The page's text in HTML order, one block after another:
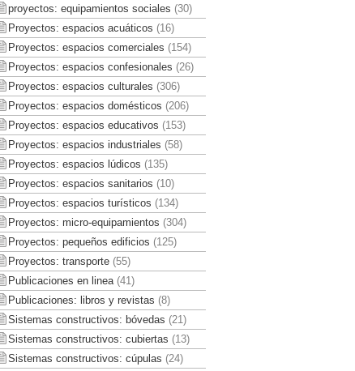
proyectos: equipamientos sociales (30)
Proyectos: espacios acuáticos (16)
Proyectos: espacios comerciales (154)
Proyectos: espacios confesionales (26)
Proyectos: espacios culturales (306)
Proyectos: espacios domésticos (206)
Proyectos: espacios educativos (153)
Proyectos: espacios industriales (58)
Proyectos: espacios lúdicos (135)
Proyectos: espacios sanitarios (10)
Proyectos: espacios turísticos (134)
Proyectos: micro-equipamientos (304)
Proyectos: pequeños edificios (125)
Proyectos: transporte(55)
Publicaciones en linea(41)
Publicaciones: libros y revistas (8)
Sistemas constructivos: bóvedas (21)
Sistemas constructivos: cubiertas (13)
Sistemas constructivos: cúpulas (24)